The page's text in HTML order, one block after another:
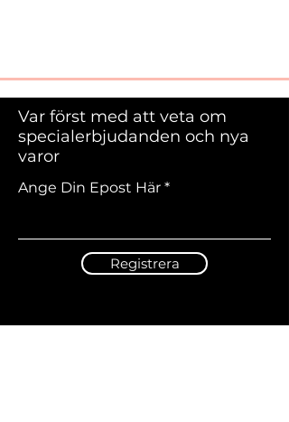
Var först med att veta om
specialerbjudanden och nya
varor
Ange Din Epost Här
Registrera